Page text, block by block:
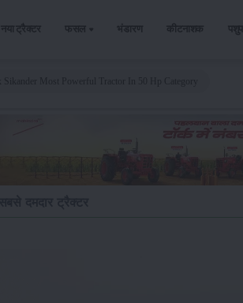
नया ट्रैक्टर फसल भंडारण कीटनाशक